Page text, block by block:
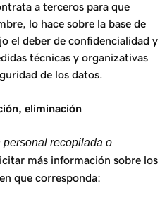
a terceros para que
lo hace sobre la base de
el deber de confidencialidad y
técnicas y organizativas
de los datos.
eliminación
recopilada o
más información sobre los
que corresponda: